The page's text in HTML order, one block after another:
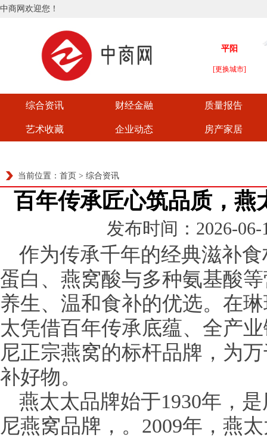
中商网欢迎您！
综合资讯 财经金融 质量报告
艺术收藏 企业动态 房产家居
当前位置： 首页 > 综合资讯
百年传承匠心筑品质，燕
发布时间：2026-
作为传承千年的经典滋补
蛋白、燕窝酸与多种氨基酸
养生、温和食补的优选。在
太凭借百年传承底蕴、全产
尼正宗燕窝的标杆品牌，为
补好物。
燕太太品牌始于1930年，
尼燕窝品牌，。2009年，燕